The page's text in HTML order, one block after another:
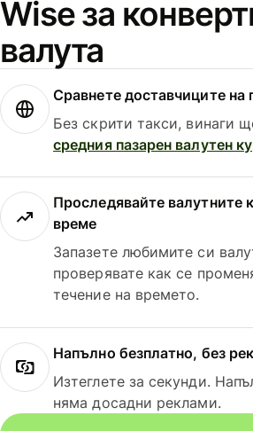
Wise за
валута
Сравнете доставчиците на
Без скрити такси, винаги
средния пазарен валутен
Проследявайте валутните
време
Запазете любимите си
проверявате как се
течение на времето.
Напълно безплатно, без
Изтеглете за секунди.
няма досадни реклами.